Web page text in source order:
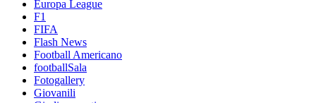
Europa League
F1
FIFA
Flash News
Football Americano
footballSala
Fotogallery
Giovanili